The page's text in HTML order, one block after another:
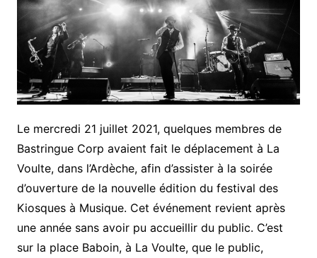
Le mercredi 21 juillet 2021, quelques membres de
Bastringue Corp avaient fait le déplacement à La
Voulte, dans l’Ardèche, afin d’assister à la soirée
d’ouverture de la nouvelle édition du festival des
Kiosques à Musique. Cet événement revient après
une année sans avoir pu accueillir du public. C’est
sur la place Baboin, à La Voulte, que le public,